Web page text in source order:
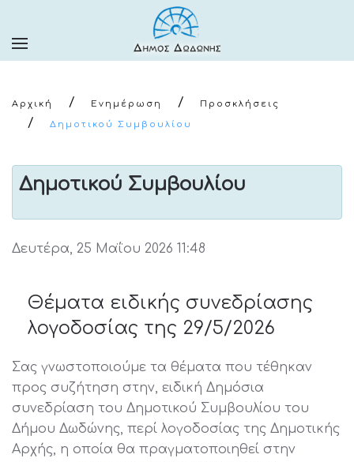
Αρχική Ενημέρωση
Προσκλήσεις
Δημοτικού Συμβουλίου
Δημοτικού Συμβουλίου
Δευτέρα, 25 Μαΐου 2026 11:48
Θέματα ειδικής συνεδρίασης
λογοδοσίας της 29/5/2026
Σας γνωστοποιούμε τα θέματα που τέθηκαν
προς συζήτηση στην, ειδική Δημόσια
συνεδρίαση του Δημοτικού Συμβουλίου του
Δήμου Δωδώνης, περί λογοδοσίας της Δημοτικής
Αρχής, η οποία θα πραγματοποιηθεί στην